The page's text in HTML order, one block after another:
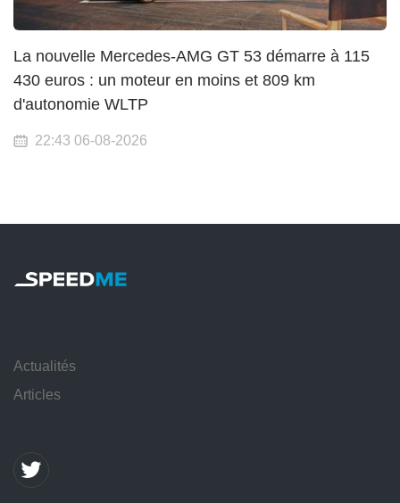
La nouvelle Mercedes-AMG GT 53 démarre à 115
430 euros : un moteur en moins et 809 km
d'autonomie WLTP
22:43 06-08-2026
Actualités
Articles